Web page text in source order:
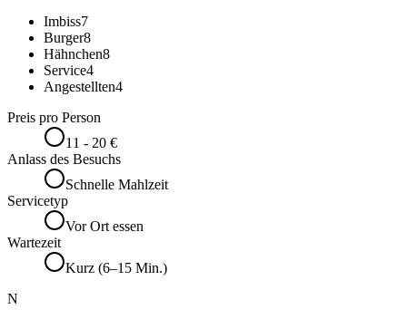
Imbiss7
Burger8
Hähnchen8
Service4
Angestellten4
Preis pro Person
11 - 20 €
Anlass des Besuchs
Schnelle Mahlzeit
Servicetyp
Vor Ort essen
Wartezeit
Kurz (6–15 Min.)
N